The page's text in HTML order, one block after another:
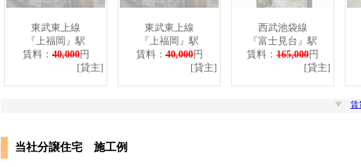
東武東上線
『上福岡』駅
賃料：40,000円
[貸主]
東武東上線
『上福岡』駅
賃料：40,000円
[貸主]
西武池袋線
『富士見台』駅
賃料： 165,000円
[貸主]
賃
当社分譲住宅 施工例